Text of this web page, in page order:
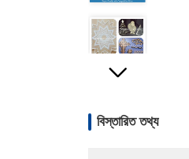
বিস্তারিত তথ্য